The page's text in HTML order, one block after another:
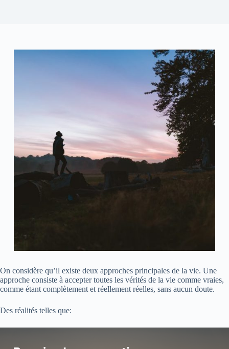
On considère qu’il existe deux approches principales de la vie. Une
approche consiste à accepter toutes les vérités de la vie comme vraies,
comme étant complètement et réellement réelles, sans aucun doute.
Des réalités telles que: